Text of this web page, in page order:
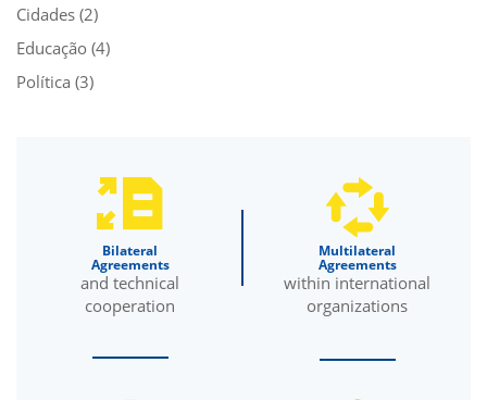
Cidades (2)
Educação (4)
Política (3)
Bilateral
Agreements
and technical
cooperation
Multilateral
Agreements
within international
organizations